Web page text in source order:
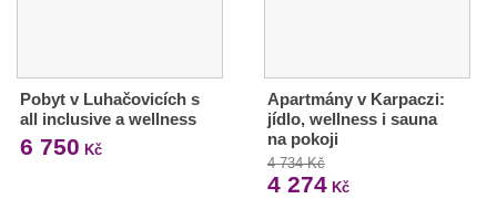
Pobyt v Luhačovicích s
all inclusive a wellness
6 750 Kč
Apartmány v Karpaczi:
jídlo, wellness i sauna
na pokoji
4 734 Kč
4 274Kč